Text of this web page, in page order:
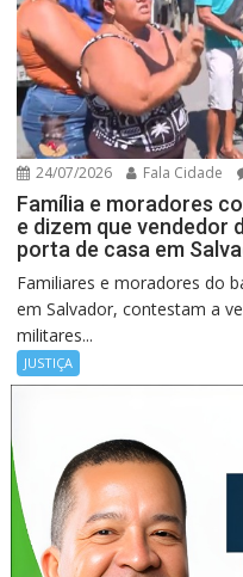
24/07/2026 Fala Cidade
Família e moradores
e dizem que vendedor
porta de casa em
Familiares e moradores do
em Salvador, contestam a
militares...
JUSTIÇA